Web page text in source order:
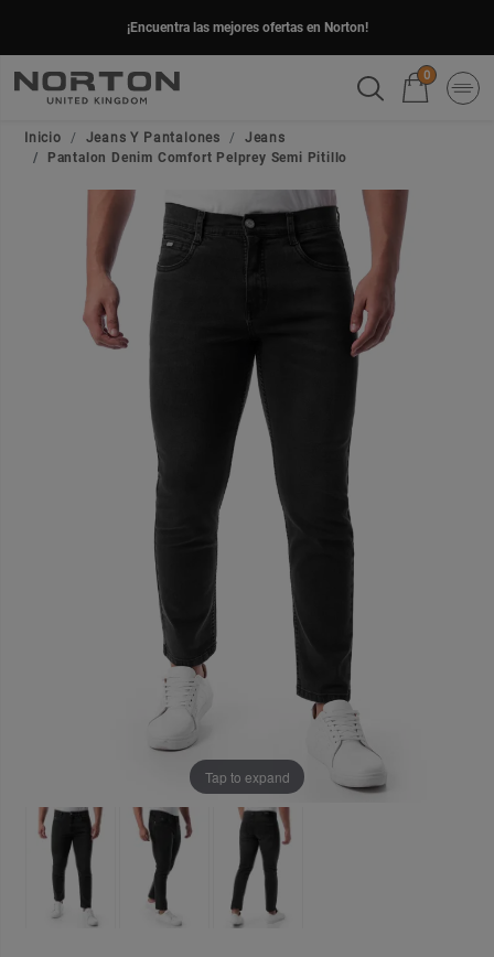
¡Encuentra las mejores ofertas en Norton!
0
Inicio Jeans Y Pantalones
Jeans
Pantalon Denim Comfort Pelprey Semi Pitillo
Tap to expand